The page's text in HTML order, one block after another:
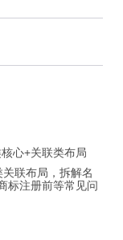
心+关联类布局
联布局，拆解名
标注册前等常见问